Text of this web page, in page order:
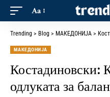
Aa
Trending > Blog > МАКЕДОНИЈА >
МАКЕДОНИЈА
Костадиновски:
одлуката за